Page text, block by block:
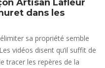
Artisan Lafleur
dans les
sa propriété semble
vidéos disent qu’il suffit de
tracer les repères de la